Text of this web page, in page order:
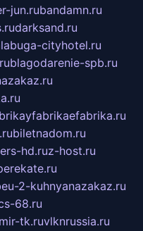
jun.rubandamn.ru
darksand.ru
cityhotel.ru
blagodarenie-spb.ru
biletnadom.ru
hd.ruz-host.ru
2-kuhnyanazakaz.ru
68.ru
mir-tk.ruvlknrussia.ru